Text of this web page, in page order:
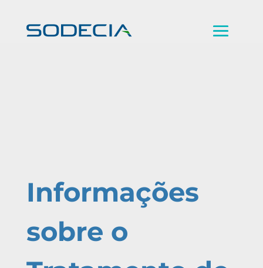
Informações
sobre o